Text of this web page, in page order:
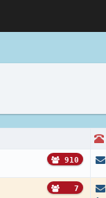
910
7